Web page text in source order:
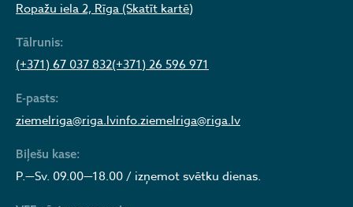
Ropažu iela 2, Rīga (Skatīt kartē)
Tālrunis:
(+371) 67 037 832(+371) 26 596 971
E-pasts:
ziemelriga@riga.lvinfo.ziemelriga@riga.lv
Biļešu kase:
P.—Sv. 09.00—18.00 / izņemot svētku dienas.